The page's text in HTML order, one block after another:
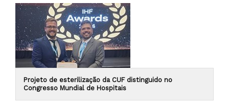
Projeto de esterilização da CUF distinguido no
Congresso Mundial de Hospitais